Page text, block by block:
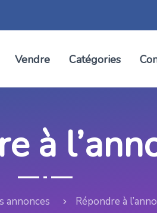
Vendre Catégories
à
annonces Répondre à